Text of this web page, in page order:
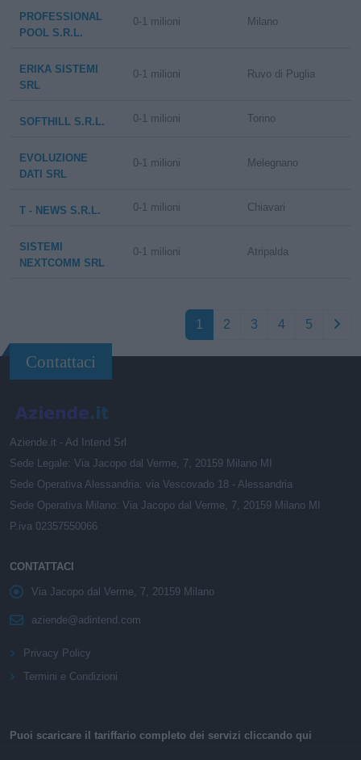
PROFESSIONAL
POOL S.R.L.
0-1 milioni Milano
ERIKA SISTEMI
SRL
0-1 milioni Ruvo di Puglia
SOFTHILL S.R.L. 0-1 milioni Torino
EVOLUZIONE
DATI SRL
0-1 milioni Melegnano
T - NEWS S.R.L. 0-1 milioni Chiavari
SISTEMI
NEXTCOMM SRL
0-1 milioni Atripalda
1 2 3 4 5
Contattaci
Aziende.it - Ad Intend Srl
Sede Legale: Via Jacopo dal Verme, 7, 20159 Milano MI
Sede Operativa Alessandria: via Vescovado 18 - Alessandria
Sede Operativa Milano: Via Jacopo dal Verme, 7, 20159 Milano MI
P.iva 02357550066
CONTATTACI
Via Jacopo dal Verme, 7, 20159 Milano
aziende@adintend.com
Privacy Policy
Termini e Condizioni
Puoi scaricare il tariffario completo dei servizi cliccando qui